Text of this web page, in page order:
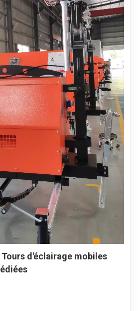
d'éclairage mobiles